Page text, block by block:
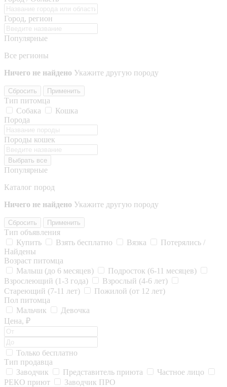
Город, регион
Популярные
Все регионы
Ничего не найдено Укажите другую породу
Сбросить Применить
Тип питомца
Собака
Кошка
Порода
Породы кошек
Выбрать все
Популярные
Каталог пород
Ничего не найдено Укажите другую породу
Сбросить Применить
Тип объявления
Купить
Взять бесплатно Вязка
Потерялись /
Найдены
Возраст питомца
Малыш (до 6 месяцев)
Подросток (6-11 месяцев)
Взрослеющий (1-3 года)
Взрослый (4-6 лет)
Стареющий (7-11 лет)
Пожилой (от 12 лет)
Пол питомца
Мальчик
Девочка
Цена, ₽
Только бесплатно
Тип продавца
Заводчик
Представитель приюта
Частное лицо
РЕКО приют
Заводчик ПРО